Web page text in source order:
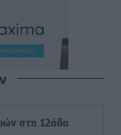
στη 12άδα